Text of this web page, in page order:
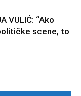
VULIĆ: “Ako
scene, to